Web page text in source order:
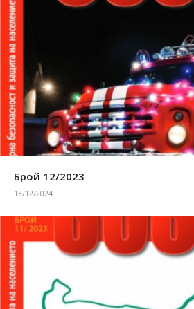
Брой 12/2023
13/12/2024